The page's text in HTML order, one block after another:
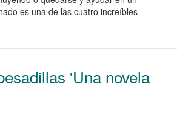
es una de las cuatro increíbles
'Una novela